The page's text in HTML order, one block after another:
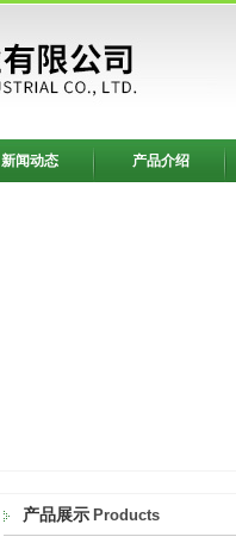
新闻动态 产品介绍
产品展示 Products